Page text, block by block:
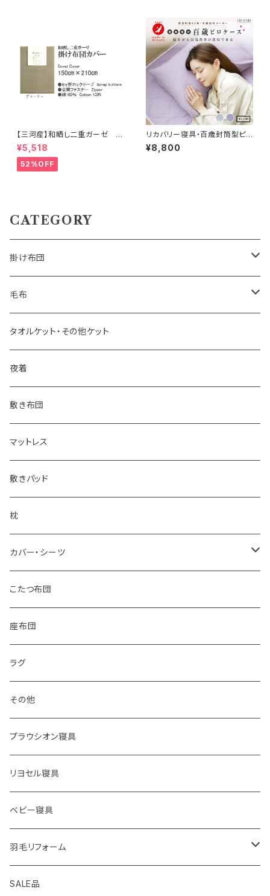
【三河産】和晒し二重ガーゼ 綿
100％ 掛け布団カバー＜無地
カラー＞シングルロングサイズ
（150×210cm）8ヵ所ホック付
き・全開ﾌｧｽﾅｰ・日本製
¥5,518
52%OFF
リカバリー寝具・百歳封筒型ピ
ロケース プラウシオン加工 45×
90cm
¥8,800
CATEGORY
掛け布団
羽毛掛け布団
羊毛掛け布団
その他掛け布団
毛布
一重毛布
二重毛布
その他毛布
タオルケット・その他ケット
夜着
敷き布団
マットレス
敷きパッド
枕
カバー・シーツ
掛け布団カバー
敷き布団カバー
シーツ
枕カバー
こたつ布団
座布団
ラグ
その他
プラウシオン寝具
リヨセル寝具
ベビー寝具
羽毛リフォーム
シングル
SALE品